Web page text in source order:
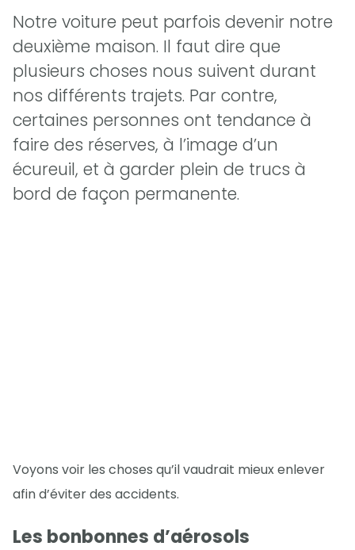
Notre voiture peut parfois devenir notre
deuxième maison. Il faut dire que
plusieurs choses nous suivent durant
nos différents trajets. Par contre,
certaines personnes ont tendance à
faire des réserves, à l’image d’un
écureuil, et à garder plein de trucs à
bord de façon permanente.
Voyons voir les choses qu’il vaudrait mieux enlever
afin d’éviter des accidents.
Les bonbonnes d’aérosols